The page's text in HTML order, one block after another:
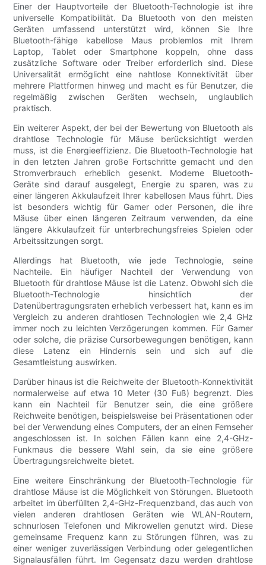
Einer der Hauptvorteile der Bluetooth-Technologie ist ihre
universelle Kompatibilität. Da Bluetooth von den meisten
Geräten umfassend unterstützt wird, können Sie Ihre
Bluetooth-fähige kabellose Maus problemlos mit Ihrem
Laptop, Tablet oder Smartphone koppeln, ohne dass
zusätzliche Software oder Treiber erforderlich sind. Diese
Universalität ermöglicht eine nahtlose Konnektivität über
mehrere Plattformen hinweg und macht es für Benutzer, die
regelmäßig zwischen Geräten wechseln, unglaublich
praktisch.
Ein weiterer Aspekt, der bei der Bewertung von Bluetooth als
drahtlose Technologie für Mäuse berücksichtigt werden
muss, ist die Energieeffizienz. Die Bluetooth-Technologie hat
in den letzten Jahren große Fortschritte gemacht und den
Stromverbrauch erheblich gesenkt. Moderne Bluetooth-
Geräte sind darauf ausgelegt, Energie zu sparen, was zu
einer längeren Akkulaufzeit Ihrer kabellosen Maus führt. Dies
ist besonders wichtig für Gamer oder Personen, die ihre
Mäuse über einen längeren Zeitraum verwenden, da eine
längere Akkulaufzeit für unterbrechungsfreies Spielen oder
Arbeitssitzungen sorgt.
Allerdings hat Bluetooth, wie jede Technologie, seine
Nachteile. Ein häufiger Nachteil der Verwendung von
Bluetooth für drahtlose Mäuse ist die Latenz. Obwohl sich die
Bluetooth-Technologie hinsichtlich der
Datenübertragungsraten erheblich verbessert hat, kann es im
Vergleich zu anderen drahtlosen Technologien wie 2,4 GHz
immer noch zu leichten Verzögerungen kommen. Für Gamer
oder solche, die präzise Cursorbewegungen benötigen, kann
diese Latenz ein Hindernis sein und sich auf die
Gesamtleistung auswirken.
Darüber hinaus ist die Reichweite der Bluetooth-Konnektivität
normalerweise auf etwa 10 Meter (30 Fuß) begrenzt. Dies
kann ein Nachteil für Benutzer sein, die eine größere
Reichweite benötigen, beispielsweise bei Präsentationen oder
bei der Verwendung eines Computers, der an einen Fernseher
angeschlossen ist. In solchen Fällen kann eine 2,4-GHz-
Funkmaus die bessere Wahl sein, da sie eine größere
Übertragungsreichweite bietet.
Eine weitere Einschränkung der Bluetooth-Technologie für
drahtlose Mäuse ist die Möglichkeit von Störungen. Bluetooth
arbeitet im überfüllten 2,4-GHz-Frequenzband, das auch von
vielen anderen drahtlosen Geräten wie WLAN-Routern,
schnurlosen Telefonen und Mikrowellen genutzt wird. Diese
gemeinsame Frequenz kann zu Störungen führen, was zu
einer weniger zuverlässigen Verbindung oder gelegentlichen
Signalausfällen führt. Im Gegensatz dazu werden drahtlose